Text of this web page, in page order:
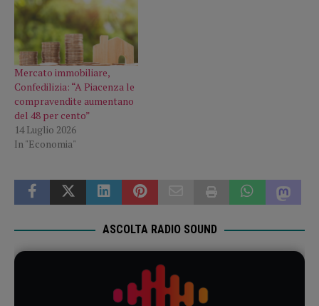
Mercato immobiliare,
Confedilizia: “A Piacenza le
compravendite aumentano
del 48 per cento”
14 Luglio 2026
In "Economia"
ASCOLTA RADIO SOUND